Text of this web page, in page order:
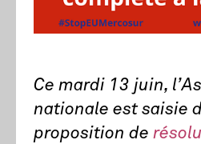
Ce mardi 13 juin,
nationale est saisie
proposition de